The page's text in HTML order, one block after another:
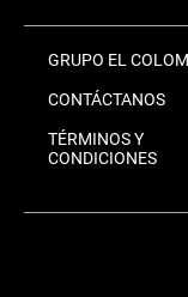
GRUPO EL
CONTÁCTANOS
TÉRMINOS Y
CONDICIONES